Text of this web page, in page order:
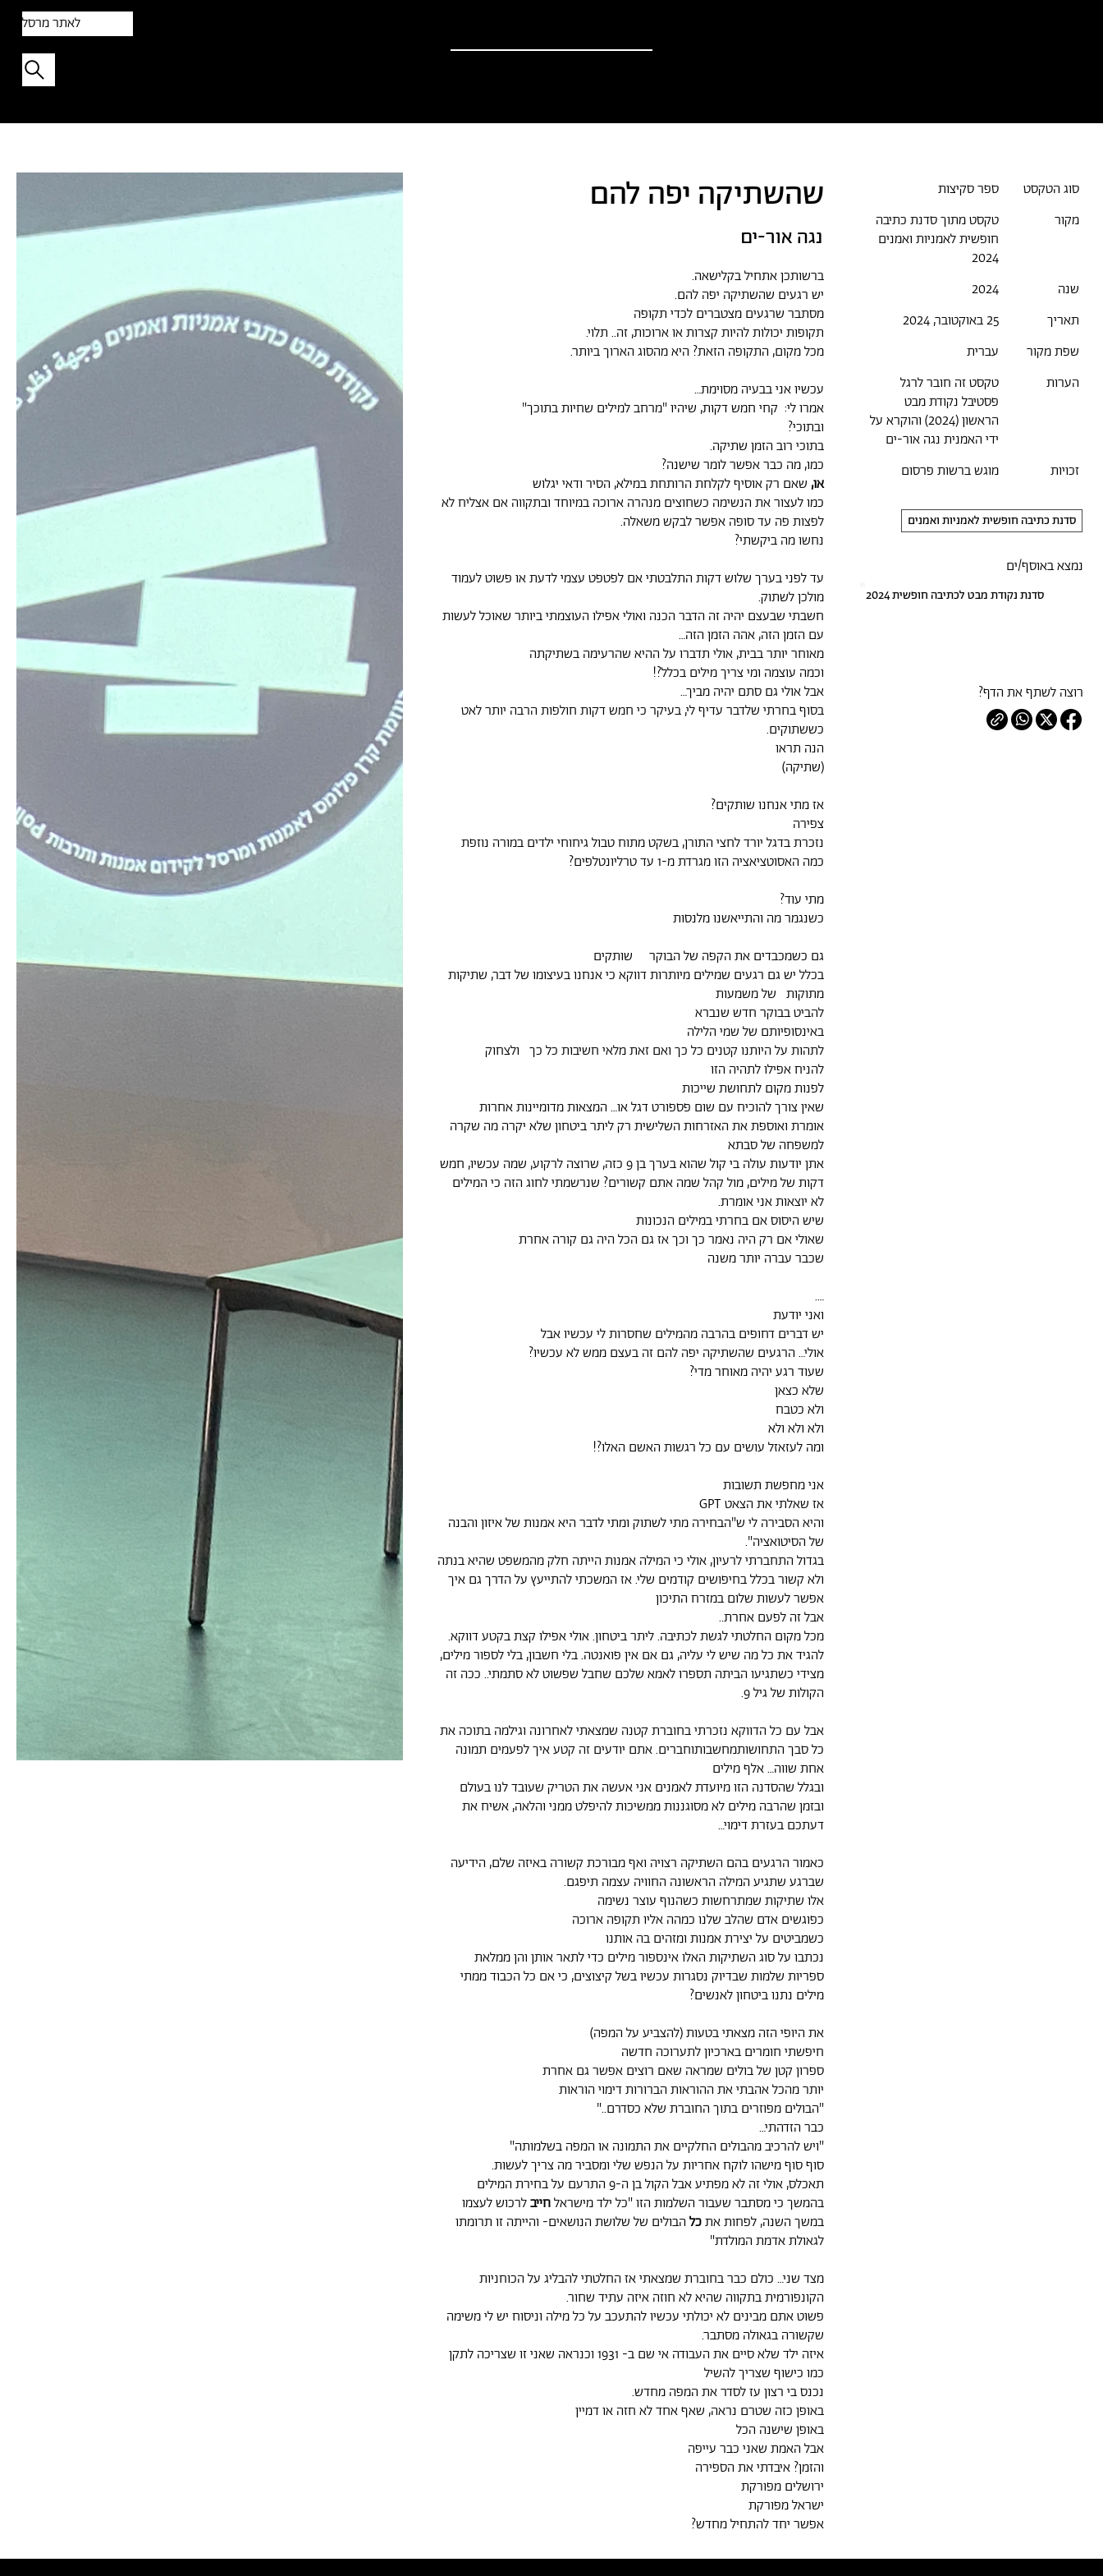
לאתר מרסל
סוג הטקסט
ספר סקיצות
מקור
טקסט מתוך סדנת כתיבה
חופשית לאמניות ואמנים
2024
שנה
2024
תאריך
25 באוקטובר, 2024
שפת מקור
עברית
הערות
טקסט זה חובר לרגל
פסטיבל נקודת מבט
הראשון (2024) והוקרא על
ידי האמנית נגה אור-ים
זכויות
מוגש ברשות פרסום
סדנת כתיבה חופשית לאמניות ואמנים
נמצא באוסף/ים
סדנת נקודת מבט לכתיבה חופשית 2024
רוצה לשתף את הדף?
ברשותכן אתחיל בקלישאה.
יש רגעים שהשתיקה יפה להם.
מסתבר שרגעים מצטברים לכדי תקופה
תקופות יכולות להיות קצרות או ארוכות, זה.. תלוי.
מכל מקום, התקופה הזאת? היא מהסוג הארוך ביותר.
עכשיו אני בבעיה מסוימת…
אמרו לי: קחי חמש דקות, שיהיו "מרחב למילים שחיות בתוכך"
ובתוכי?
בתוכי רוב הזמן שתיקה.
כמו, מה כבר אפשר לומר שישנה?
או, שאם רק אוסיף לקלחת הרותחת במילא, הסיר ודאי יגלוש
כמו לעצור את הנשימה כשחוצים מנהרה ארוכה במיוחד ובתקווה אם אצליח לא
לפצות פה עד סופה אפשר לבקש משאלה.
נחשו מה ביקשתי?
עד לפני בערך שלוש דקות התלבטתי אם לפטפט עצמי לדעת או פשוט לעמוד
מולכן לשתוק.
חשבתי שבעצם יהיה זה הדבר הכנה ואולי אפילו העוצמתי ביותר שאוכל לעשות
עם הזמן הזה, אהה הזמן הזה…
מאוחר יותר בבית, אולי תדברו על ההיא שהרעימה בשתיקתה
וכמה עוצמה ומי צריך מילים בכלל?!
אבל אולי גם סתם יהיה מביך…
בסוף בחרתי שלדבר עדיף לי, בעיקר כי חמש דקות חולפות הרבה יותר לאט
כששתוקים.
הנה תראו
(שתיקה)
אז מתי אנחנו שותקים?
צפירה
נזכרת בדגל יורד לחצי התורן, בשקט מתוח טבול גיחוחי ילדים במורה נוזפת
כמה האסוטציאציה הזו מגרדת מ-1 עד טרליונטלפים?
מתי עוד?
כשנגמר מה והתייאשנו מלנסות
גם כשמכבדים את הקפה של הבוקר שותקים
בכלל יש גם רגעים שמילים מיותרות דווקא כי אנחנו בעיצומו של דבר, שתיקות
מתוקות של משמעות
להביט בבוקר חדש שנברא
באינסופיותם של שמי הלילה
לתהות על היותנו קטנים כל כך ואם זאת מלאי חשיבות כל כך ולצחוק
להניח אפילו לתהיה הזו
לפנות מקום לתחושת שייכות
שאין צורך להוכיח עם שום פספורט דגל או… המצאות מדומיינות אחרות
אומרת ואוספת את האזרחות השלישית רק ליתר ביטחון שלא יקרה מה שקרה
למשפחה של סבתא
אתן יודעות עולה בי קול שהוא בערך בן 9 כזה, שרוצה לרקוע, שמה עכשיו, חמש
דקות של מילים, מול קהל שמה אתם קשורים? שנרשמתי לחוג הזה כי המילים
לא יוצאות אני אומרת.
שיש היסוס אם בחרתי במילים הנכונות
שאולי אם רק היה נאמר כך וכך אז גם הכל היה גם קורה אחרת
שכבר עברה יותר משנה
….
ואני יודעת
יש דברים דחופים בהרבה מהמילים שחסרות לי עכשיו אבל
אולי… הרגעים שהשתיקה יפה להם זה בעצם ממש לא עכשיו?
שעוד רגע יהיה מאוחר מדי?
שלא כצאן
ולא כטבח
ולא ולא ולא
ומה לעזאזל עושים עם כל רגשות האשם האלו?!
אני מחפשת תשובות
אז שאלתי את הצאט GPT
והיא הסבירה לי ש"הבחירה מתי לשתוק ומתי לדבר היא אמנות של איזון והבנה
של הסיטואציה".
בגדול התחברתי לרעיון, אולי כי המילה אמנות הייתה חלק מהמשפט שהיא בנתה
ולא קשור בכלל בחיפושים קודמים שלי. אז המשכתי להתייעץ על הדרך גם איך
אפשר לעשות שלום במזרח התיכון
אבל זה לפעם אחרת..
מכל מקום החלטתי לגשת לכתיבה. ליתר ביטחון. אולי אפילו קצת בקטע דווקא.
להגיד את כל מה שיש לי עליה, גם אם אין פואנטה. בלי חשבון, בלי לספור מילים,
מצידי כשתגיעו הביתה תספרו לאמא שלכם שחבל שפשוט לא סתמתי.. ככה זה
הקולות של גיל 9.
אבל עם כל הדווקא נזכרתי בחוברת קטנה שמצאתי לאחרונה וגילמה בתוכה את
כל סבך התחושותמחשבותוחברים. אתם יודעים זה קטע איך לפעמים תמונה
אחת שווה… אלף מילים
ובגלל שהסדנה הזו מיועדת לאמנים אני אעשה את הטריק שעובד לנו בעולם
ובזמן שהרבה מילים לא מסוגננות ממשיכות להיפלט ממני והלאה, אשיח את
דעתכם בעזרת דימוי…
כאמור הרגעים בהם השתיקה רצויה ואף מבורכת קשורה באיזה שלם, הידיעה
שברגע שתגיע המילה הראשונה החוויה עצמה תיפגם.
אלו שתיקות שמתרחשות כשהנוף עוצר נשימה
כפוגשים אדם שהלב שלנו כמהה אליו תקופה ארוכה
כשמביטים על יצירת אמנות ומזהים בה אותנו
נכתבו על סוג השתיקות האלו אינספור מילים כדי לתאר אותן והן ממלאת
ספריות שלמות שבדיוק נסגרות עכשיו בשל קיצוצים, כי אם כל הכבוד ממתי
מילים נתנו ביטחון לאנשים?
את היופי הזה מצאתי בטעות (להצביע על המפה)
חיפשתי חומרים בארכיון לתערוכה חדשה
ספרון קטן של בולים שמראה שאם רוצים אפשר גם אחרת
יותר מהכל אהבתי את ההוראות הברורות דימוי הוראות
"הבולים מפוזרים בתוך החוברת שלא כסדרם.."
כבר הזדהתי…
"ויש להרכיב מהבולים החלקיים את התמונה או המפה בשלמותה"
סוף סוף מישהו לוקח אחריות על הנפש שלי ומסביר מה צריך לעשות.
תאכלס, אולי זה לא מפתיע אבל הקול בן ה-9 התרעם על בחירת המילים
בהמשך כי מסתבר שעבור השלמות הזו "כל ילד מישראלחייבלרכוש לעצמו
במשך השנה, לפחות אתכל הבולים של שלושת הנושאים- והייתה זו תרומתו
לגאולת אדמת המולדת"
מצד שני… כולם כבר בחוברת שמצאתי אז החלטתי להבליג על הכוחניות
הקונפורמית בתקווה שהיא לא חוזה איזה עתיד שחור.
פשוט אתם מבינים לא יכולתי עכשיו להתעכב על כל מילה וניסוח יש לי משימה
שקשורה בגאולה מסתבר.
איזה ילד שלא סיים את העבודה אי שם ב- 1931 וכנראה שאני זו שצריכה לתקן
כמו כישוף שצריך להשיל
נכנס בי רצון עז לסדר את המפה מחדש.
באופן כזה שטרם נראה, שאף אחד לא חזה או דמיין
באופן שישנה הכל
אבל האמת שאני כבר עייפה
והזמן? איבדתי את הספירה
ירושלים מפורקת
ישראל מפורקת
אפשר יחד להתחיל מחדש?
שהשתיקה יפה להם
נגה אור-ים